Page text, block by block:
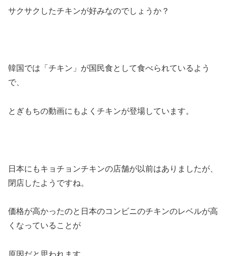
サクサクしたチキンが好みなのでしょうか？
韓国では「チキン」が国民食として食べられているよう
で、
とぎもちの動画にもよくチキンが登場しています。
日本にもキョチョンチキンの店舗が以前はありましたが、
閉店したようですね。
価格が高かったのと日本のコンビニのチキンのレベルが高
くなっていることが